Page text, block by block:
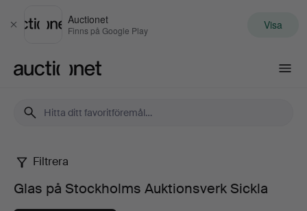
Stäng
Auctionet
Finns på Google Play Visa
Glas
på
Filtrera
Glas på Stockholms Auktionsverk Sickla